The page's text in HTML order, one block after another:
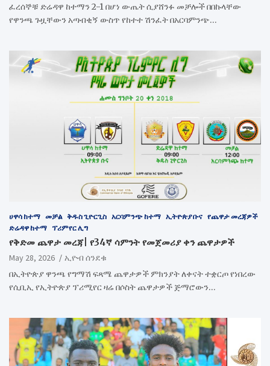
ፈረሰኞቹ ድሬዳዋ ከተማን 2-1 በሆነ ውጤት ሲያሸንፉ መቻሎች በበኩላቸው
የዋንጫ ጉዟቸውን አጣብቂኝ ውስጥ የከተተ ሽንፈት በአርባምንጭ…
ሀዋሳ ከተማ መቻል ቅዱስ ጊዮርጊስ አርባምንጭ ከተማ ኢትዮጵያ ቡና የጨዋታ መረጃዎች
ድሬዳዋ ከተማ ፕሪምየር ሊግ
የቅድመ ጨዋታ መረጃ| የ34ኛ ሳምንት የመጀመሪያ ቀን ጨዋታዎች
May 28, 2026
ኢዮብ ሰንደቁ
በኢትዮጵያ ዋንጫ የግማሽ ፍጻሜ ጨዋታዎች ምክንያት ለቀናት ተቋርጦ የነበረው
የሲቢኢ የኢትዮጵያ ፕሪሚየር ዛሬ በሶስት ጨዋታዎች ጅማሮውን…